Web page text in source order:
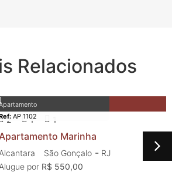
Relacionados
Gonçalo-
RJ